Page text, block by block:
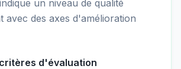
un niveau de qualité
avec des axes d'amélioration
d'évaluation